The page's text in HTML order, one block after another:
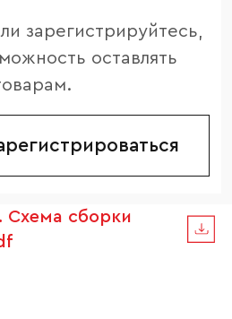
зарегистрируйтесь,
оставлять
Схема сборки